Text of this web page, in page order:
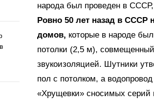
народа был проведен в
Ровно 50 лет назад в СССР
домов, которые в народе
потолки (2,5 м),
звукоизоляцией. Шутники
пол с потолком, а
«Хрущевки» сносимых серий